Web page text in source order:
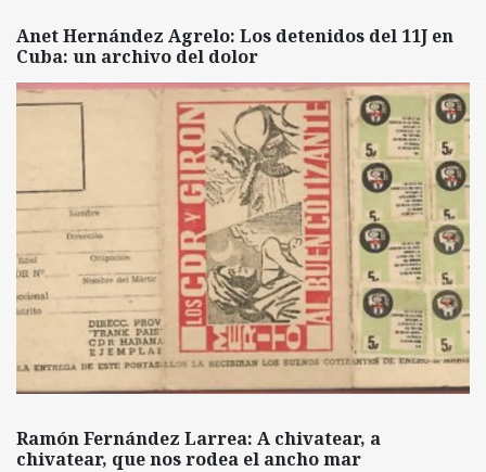
Anet Hernández Agrelo: Los detenidos del 11J en
Cuba: un archivo del dolor
Ramón Fernández Larrea: A chivatear, a
chivatear, que nos rodea el ancho mar